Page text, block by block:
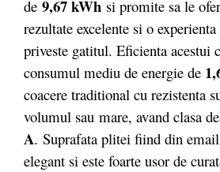
de 9,67 kWh si promite sa le
rezultate excelente si o
priveste gatitul. Eficienta acestui
consumul mediu de energie de
coacere traditional cu rezistenta
volumul sau mare, avand clasa
A. Suprafata plitei fiind din
elegant si este foarte usor de